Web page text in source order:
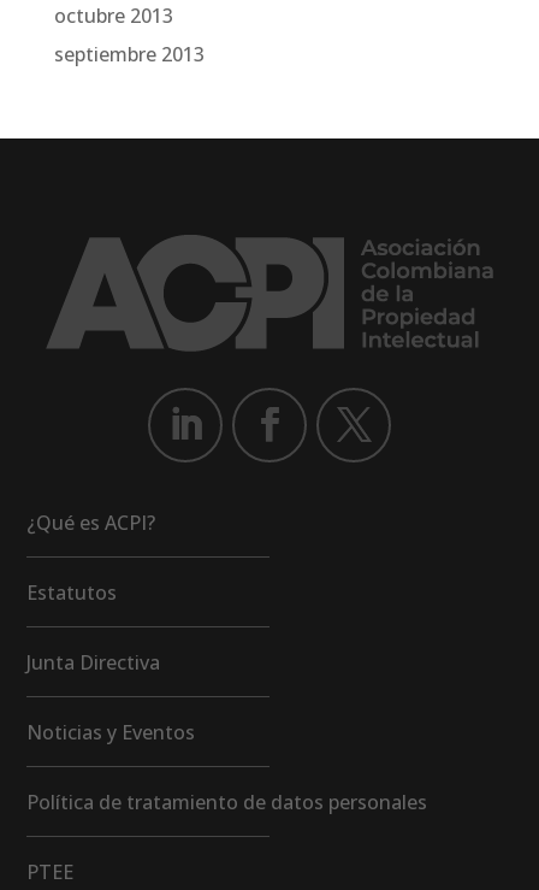
octubre 2013
septiembre 2013
¿Qué es ACPI?
Estatutos
Junta Directiva
Noticias y Eventos
Política de tratamiento de datos personales
PTEE